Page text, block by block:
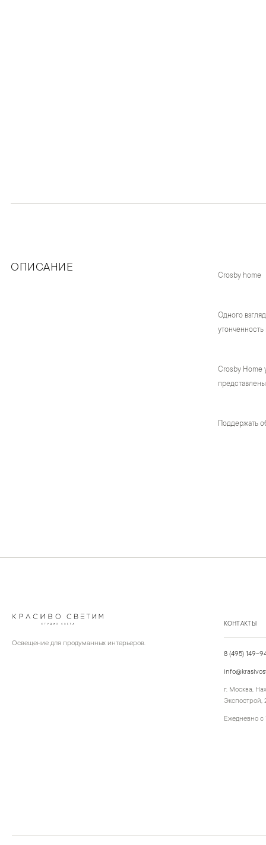
ОПИСАНИЕ
Crosby home
Одного
утонченность
Crosby Home
Поддержать
Освещение для продуманных интерьеров.
КОНТАКТЫ
8 (495) 149-
г. Москва,
Экспострой,
Ежедневно с